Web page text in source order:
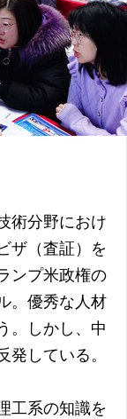
術分野におけ
ザ（査証）を
ンプ米政権の
。優秀な人材
。しかし、中
発している。
工系の知識を